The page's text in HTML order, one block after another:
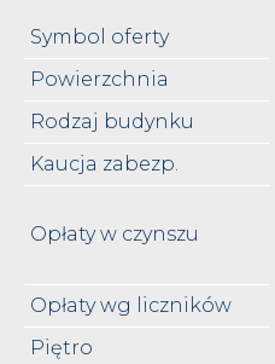
Symbol oferty
Powierzchnia
Rodzaj budynku
Kaucja zabezp.
Opłaty w czynszu
Opłaty wg liczników
Piętro